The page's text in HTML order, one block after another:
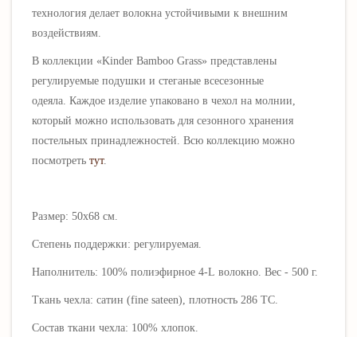
технология делает волокна устойчивыми к внешним
воздействиям.
В коллекции «Kinder Bamboo Grass» представлены
регулируемые подушки и стеганые всесезонные
одеяла. Каждое изделие упаковано в чехол на молнии,
который можно использовать для сезонного хранения
постельных принадлежностей. Всю коллекцию можно
посмотреть тут.
Размер: 50х68 см.
Степень поддержки: регулируемая.
Наполнитель: 100% полиэфирное 4-L волокно. Вес - 500 г.
Ткань чехла: сатин (fine sateen), плотность 286 ТС.
Состав ткани чехла: 100% хлопок.